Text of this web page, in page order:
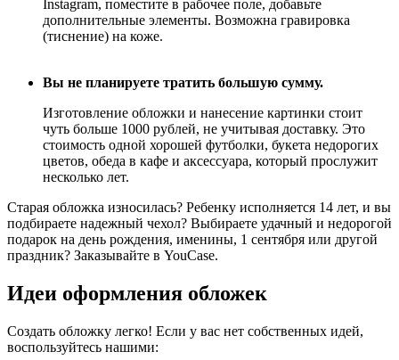
Instagram, поместите в рабочее поле, добавьте
дополнительные элементы. Возможна гравировка
(тиснение) на коже.
Вы не планируете тратить большую сумму.
Изготовление обложки и нанесение картинки стоит
чуть больше 1000 рублей, не учитывая доставку. Это
стоимость одной хорошей футболки, букета недорогих
цветов, обеда в кафе и аксессуара, который прослужит
несколько лет.
Старая обложка износилась? Ребенку исполняется 14 лет, и вы
подбираете надежный чехол? Выбираете удачный и недорогой
подарок на день рождения, именины, 1 сентября или другой
праздник? Заказывайте в YouCase.
Идеи оформления обложек
Создать обложку легко! Если у вас нет собственных идей,
воспользуйтесь нашими: